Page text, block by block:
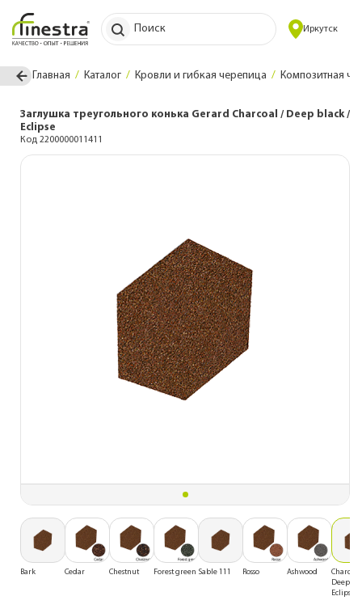
Поиск Иркутск
Главная Каталог Кровли и гибкая черепица Композитная
Заглушка треугольного конька Gerard Charcoal / Deep black /
Eclipse
Код 2200000011411
Bark Cedar Chestnut Forest green Sable 111 Rosso Ashwood
Deep
Eclipse